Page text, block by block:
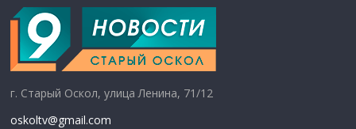
г. Старый Оскол, улица Ленина, 71/12
oskoltv@gmail.com